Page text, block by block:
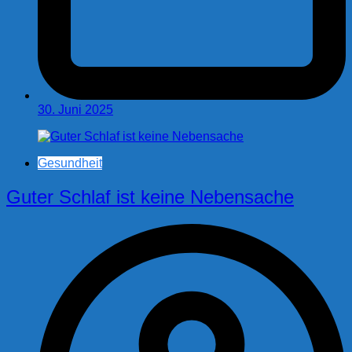
30. Juni 2025
Gesundheit
Guter Schlaf ist keine Nebensache